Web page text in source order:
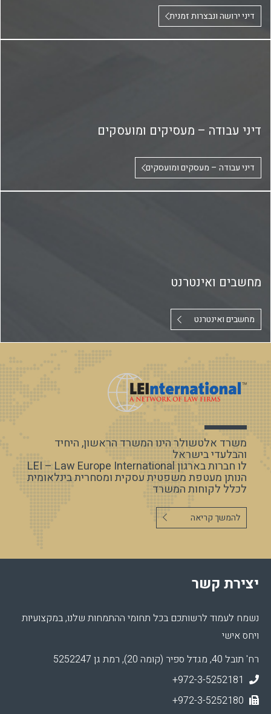
דיני ירושה ונבצרות זמנית
דיני עבודה – מעסיקים ומועסקים
דיני עבודה – מעסקים ומועסקים
מחשבים ואינטרנט
מחשבים ואינטרנט
משרד אלטשולר הינו המשרד הראשון, היחיד
והבלעדי בישראל
לו חברות בארגון LEI – Law Europe International
הנותן מעטפת משפטית עסקית ומסחרית בינלאומית
לכלל לקוחות המשרד
להמשך קריאה
יצירת קשר
נשמח לעמוד לרשותכם בכל תחומי ההתמחות שלנו, במקצועיות
ויחס אישי
רח' תובל 40, מגדל ספיר (קומה 20), רמת גן 5252247
+972-3-5252181
+972-3-5252180